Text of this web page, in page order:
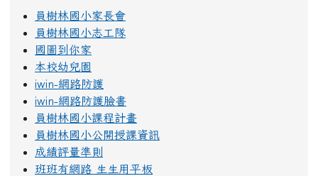
員樹林國小家長會
員樹林國小志工隊
國圖到你家
本校幼兒園
iwin-網路防護
iwin-網路防護臉書
員樹林國小課程計畫
員樹林國小公開授課資訊
成績評量準則
班班有網路 生生用平板